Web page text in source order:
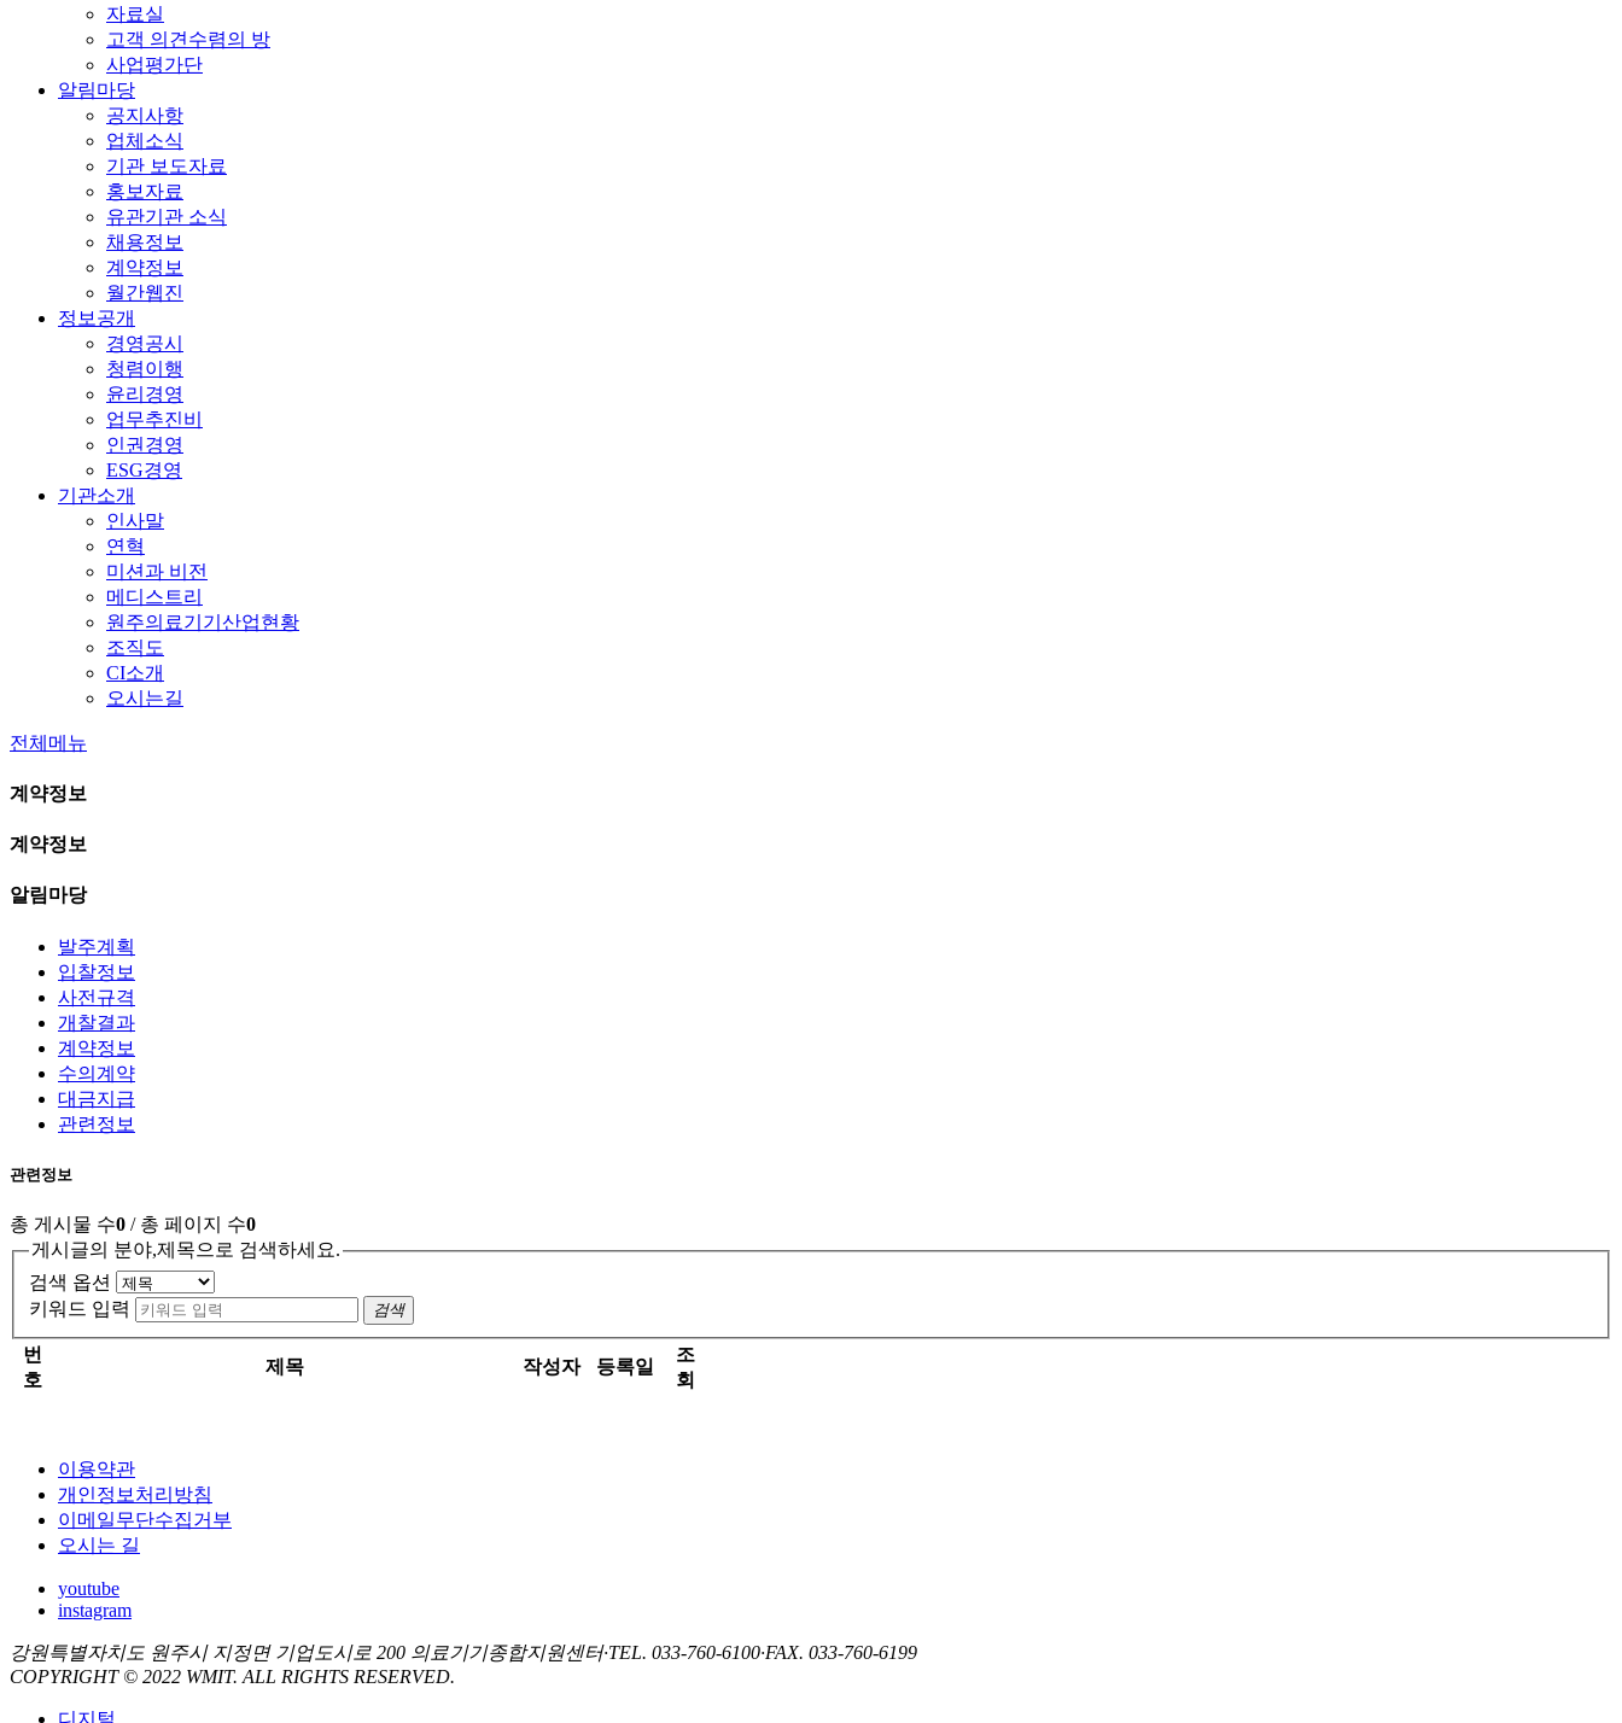
자료실
고객 의견수렴의 방
사업평가단
알림마당
공지사항
업체소식
기관 보도자료
홍보자료
유관기관 소식
채용정보
계약정보
월간웹진
정보공개
경영공시
청렴이행
윤리경영
업무추진비
인권경영
ESG경영
기관소개
인사말
연혁
미션과 비전
메디스트리
원주의료기기산업현황
조직도
CI소개
오시는길
전체메뉴
계약정보
계약정보
알림마당
발주계획
입찰정보
사전규격
개찰결과
계약정보
수의계약
대금지급
관련정보
관련정보
총 게시물 수0 / 총 페이지 수0
게시글의 분야,제목으로 검색하세요.
검색 옵션
키워드 입력
검색
번
호
제목 작성자 등록일
조
회
이용약관
개인정보처리방침
이메일무단수집거부
오시는 길
youtube
instagram
강원특별자치도 원주시 지정면 기업도시로 200 의료기기종합지원센터·TEL. 033-760-6100·FAX. 033-760-6199
COPYRIGHT © 2022 WMIT. ALL RIGHTS RESERVED.
디지털